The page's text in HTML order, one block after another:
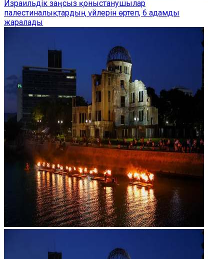
Израильдік заңсыз қоныстанушылар
палестиналықтардың үйлерін өртеп, 6 адамды
жаралады